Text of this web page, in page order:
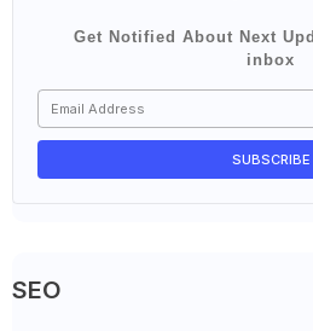
Get Notified About Next
inbox
SEO